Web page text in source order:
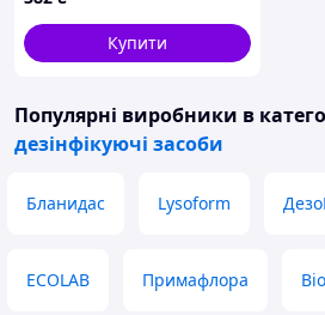
Купити
Популярні виробники в
дезінфікуючі засоби
Бланидас Lysoform
ECOLAB Примафлора